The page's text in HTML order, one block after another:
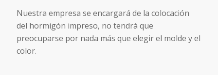
Nuestra empresa se encargará de la colocación
del hormigón impreso, no tendrá que
preocuparse por nada más que elegir el molde y el
color.